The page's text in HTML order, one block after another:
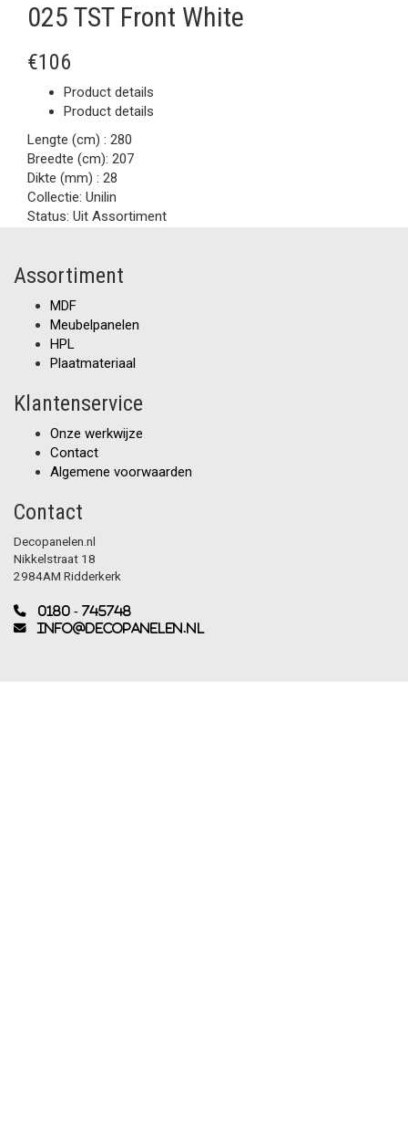
025 TST Front White
€106
Product details
Product details
Lengte (cm) : 280
Breedte (cm): 207
Dikte (mm) : 28
Collectie: Unilin
Status: Uit Assortiment
Assortiment
MDF
Meubelpanelen
HPL
Plaatmateriaal
Klantenservice
Onze werkwijze
Contact
Algemene voorwaarden
Contact
Decopanelen.nl
Nikkelstraat 18
2984AM Ridderkerk
0180 - 745748
info@decopanelen.nl